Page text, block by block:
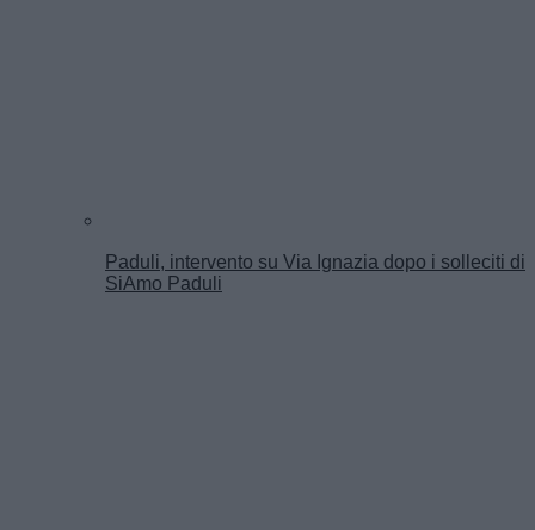
Paduli, intervento su Via Ignazia dopo i solleciti di
SiAmo Paduli